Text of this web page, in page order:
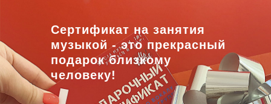
Сертификат на занятия
музыкой - это прекрасный
подарок близкому
человеку!